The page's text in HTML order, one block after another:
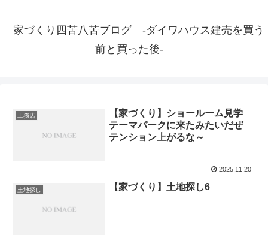
家づくり四苦八苦ブログ -ダイワハウス建売を買う
前と買った後-
工務店
【家づくり】ショールーム見学
テーマパークに来たみたいだぜ
テンション上がるな～
2025.11.20
土地探し 【家づくり】土地探し6